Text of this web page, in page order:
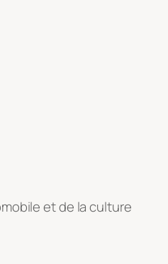
et de la culture